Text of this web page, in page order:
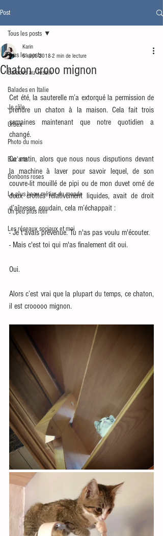
Post
Tous les posts
Balades au Tessin
Balades en Italie
Je râle
Urbex
Photo du mois
Baz'arts
Bonbons roses
Le plus beau métier du monde
Un peu plus loin
Les réseaux sociaux et moi
Tous les posts
Chaton crooo mignon
Karin
5 sept. 2018 2 min de lecture
Cet été, la sauterelle m’a extorqué la permission de
prendre un chaton à la maison. Cela fait trois
semaines maintenant que notre quotidien a
changé.
Ce matin, alors que nous nous disputions devant
la machine à laver pour savoir lequel, de son
couvre-lit mouillé de pipi ou de mon duvet orné de
deux crottes relativement liquides, avait de droit
d’aînesse, soudain, cela m’échappait :
- Je t'avais prévenue. Tu n'as pas voulu m'écouter.
- Mais c'est toi qui m'as finalement dit oui.
Oui.
Alors c’est vrai que la plupart du temps, ce chaton,
il est crooooo mignon.